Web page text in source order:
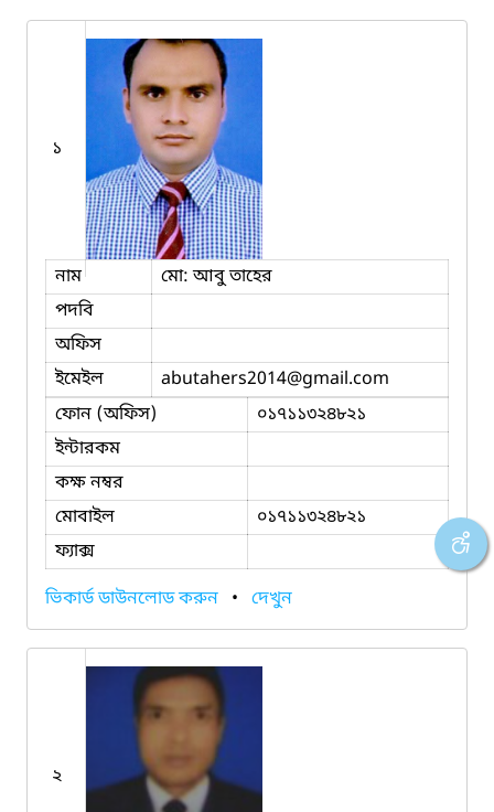
১
নাম
মো: আবু তাহের
পদবি
অফিস
ইমেইল
abutahers2014@gmail.com
ফোন (অফিস)
০১৭১১৩২৪৮২১
ইন্টারকম
কক্ষ নম্বর
মোবাইল
০১৭১১৩২৪৮২১
ফ্যাক্স
ভিকার্ড ডাউনলোড করুন • দেখুন
২